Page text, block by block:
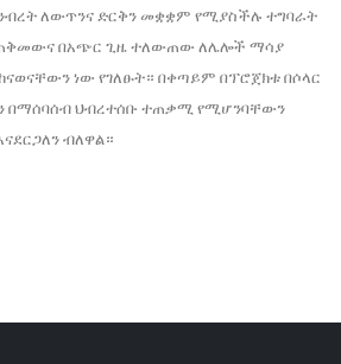
ንብረት ለውጥንና ድርቅን መቋቋም የሚያስችሉ ተግባራት
በአጭር ጊዜ ተለውጠው ለሌሎች ማሳያ
ነው የገለፁት። በቀጣይም በፕሮጀክቱ በሶላር
በማሰባሰብ ህብረተሰቡ ተጠቃሚ የሚሆንባቸውን
ብለዋል።